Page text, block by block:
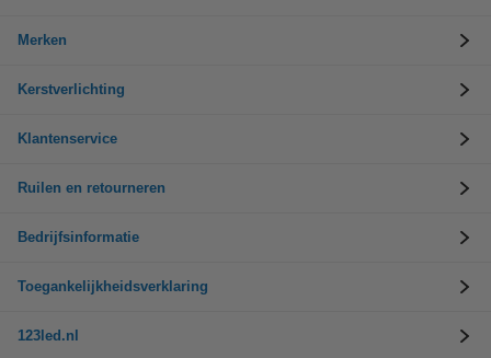
Merken
Kerstverlichting
Klantenservice
Ruilen en retourneren
Bedrijfsinformatie
Toegankelijkheidsverklaring
123led.nl